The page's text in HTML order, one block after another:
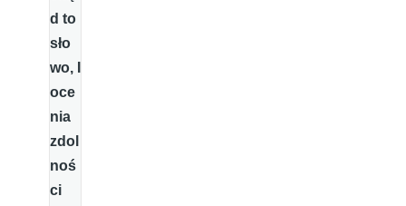
d to
sło
wo, I
oce
nia
zdol
noś
ci